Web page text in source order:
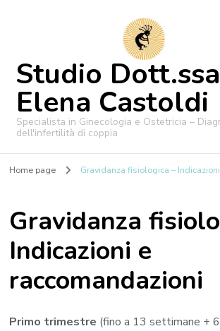
Studio Dott.ssa
Elena Castoldi
Specialista in Ginecologia e Ostetricia –
dell'infertilità di coppia
Home page Gravidanza fisiologica –
Gravidanza
Indicazioni e
raccomandazioni
Primo trimestre (fino a 13 settimane +